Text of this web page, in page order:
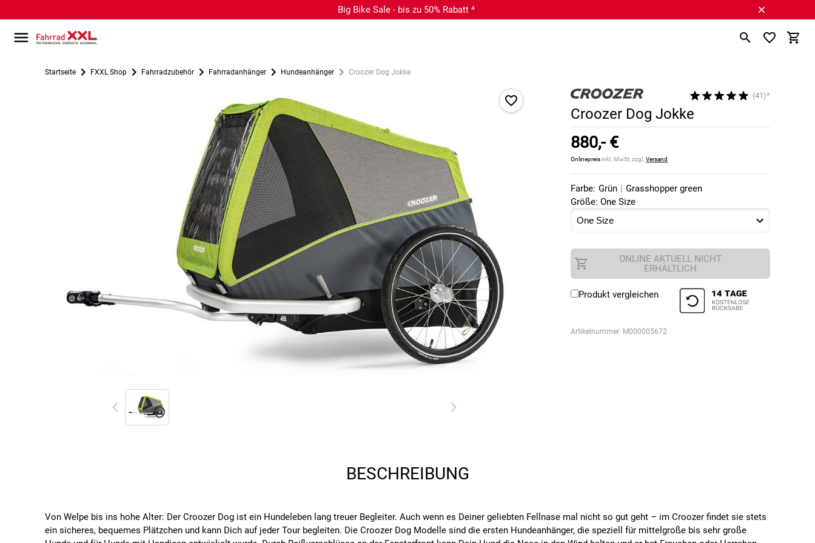
Big Bike Sale - bis zu 50% Rabatt ⁴
Startseite FXXL Shop Fahrradzubehör Fahrradanhänger Hundeanhänger Croozer Dog Jokke
(41)*
Croozer Dog Jokke
880,- €
Onlinepreisinkl. MwSt, zzgl.Versand
Farbe: Grün | Grasshopper green
Größe: One Size
ONLINE AKTUELL NICHT
ERHÄLTLICH
Produkt vergleichen
Artikelnummer: M000005672
BESCHREIBUNG
Von Welpe bis ins hohe Alter: Der Croozer Dog ist ein Hundeleben lang treuer Begleiter. Auch wenn es Deiner geliebten Fellnase mal nicht so gut geht – im Croozer findet sie stets
ein sicheres, bequemes Plätzchen und kann Dich auf jeder Tour begleiten. Die Croozer Dog Modelle sind die ersten Hundeanhänger, die speziell für mittelgroße bis sehr große